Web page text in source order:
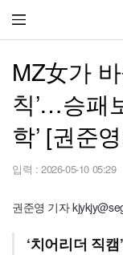
MZ女가
칙’…승패
학’ [권준
입력 : 2026-05-10 05:29
권준영 기자
‘치어리더 직